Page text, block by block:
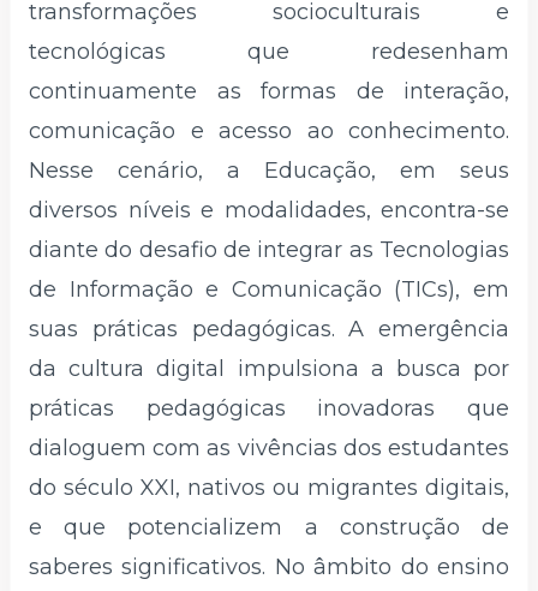
transformações socioculturais e
tecnológicas que redesenham
continuamente as formas de interação,
comunicação e acesso ao conhecimento.
Nesse cenário, a Educação, em seus
diversos níveis e modalidades, encontra-se
diante do desafio de integrar as Tecnologias
de Informação e Comunicação (TICs), em
suas práticas pedagógicas. A emergência
da cultura digital impulsiona a busca por
práticas pedagógicas inovadoras que
dialoguem com as vivências dos estudantes
do século XXI, nativos ou migrantes digitais,
e que potencializem a construção de
saberes significativos. No âmbito do ensino